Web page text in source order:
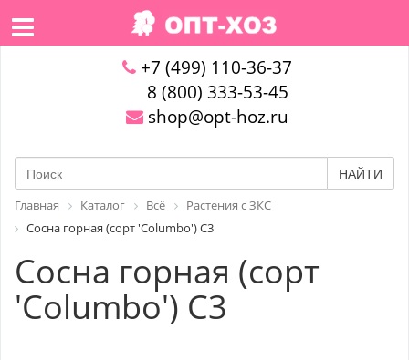
+7 (499) 110-36-37
8 (800) 333-53-45
shop@opt-hoz.ru
НАЙТИ
Главная Каталог Всё
Растения с ЗКС
Сосна горная (сорт 'Columbo') С3
Сосна горная (сорт
'Columbo') С3